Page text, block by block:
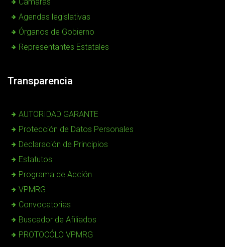
Agendas legislativas
Órganos de Gobierno
Representantes Estatales
Transparencia
AUTORIDAD GARANTE
Protección de Datos Personales
Declaración de Principios
Estatutos
Programa de Acción
VPMRG
Convocatorias
Buscador de Afiliados
PROTOCÓLO VPMRG